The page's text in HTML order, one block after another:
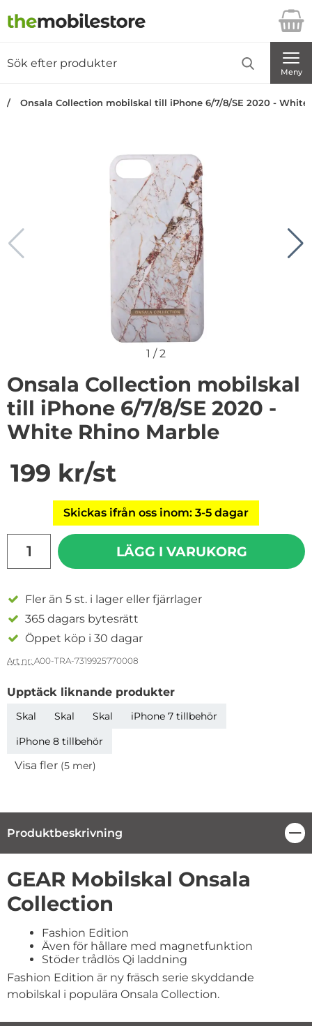
Startsidan för Danira Telecom AB
Meny
Onsala Collection mobilskal till iPhone 6/7/8/SE 2020 - White
1 /2
Onsala Collection mobilskal
till iPhone 6/7/8/SE 2020 -
White Rhino Marble
pris
199 kr/st
Skickas ifrån oss inom: 3-5 dagar
LÄGG I VARUKORG
Fler än 5 st. i lager eller fjärrlager
365 dagars bytesrätt
Öppet köp i 30 dagar
Art nr: A00-TRA-7319925770008
Upptäck liknande produkter
Skal Skal Skal
iPhone 7 tillbehör
iPhone 8 tillbehör
Visa fler (5 mer)
Produktbeskrivning
Produktbeskrivning
GEAR Mobilskal Onsala
Collection
Fashion Edition
Även för hållare med magnetfunktion
Stöder trådlös Qi laddning
Fashion Edition är ny fräsch serie skyddande
mobilskal i populära Onsala Collection.